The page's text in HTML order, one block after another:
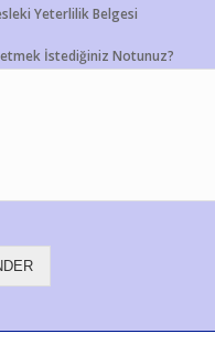
Yeterlilik Belgesi
İstediğiniz Notunuz?